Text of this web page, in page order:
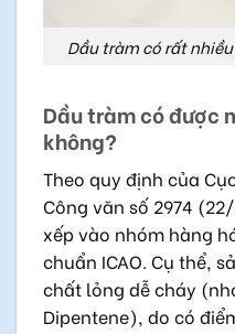
Dầu tràm có rất
Dầu tràm có được
không?
Theo quy định của
Công văn số 2974
xếp vào nhóm hàng
chuẩn ICAO. Cụ thể,
chất lỏng dễ cháy
Dipentene), do có